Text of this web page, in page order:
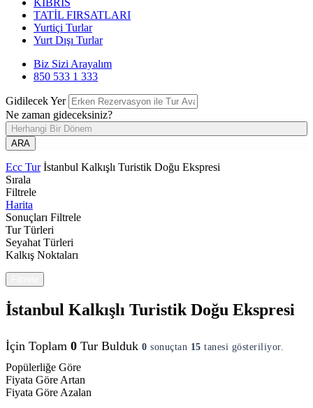
KIBRIS
TATİL FIRSATLARI
Yurtiçi Turlar
Yurt Dışı Turlar
Biz Sizi Arayalım
850 533 1 333
Gidilecek Yer
Ne zaman gideceksiniz?
Herhangi Bir Dönem
ARA
Ecc Tur İstanbul Kalkışlı Turistik Doğu Ekspresi
Sırala
Filtrele
Harita
Sonuçları Filtrele
Tur Türleri
Seyahat Türleri
Kalkış Noktaları
İstanbul Kalkışlı Turistik Doğu Ekspresi
İçin Toplam 0 Tur Bulduk 0 sonuçtan 15 tanesi gösteriliyor.
Popülerliğe Göre
Fiyata Göre Artan
Fiyata Göre Azalan